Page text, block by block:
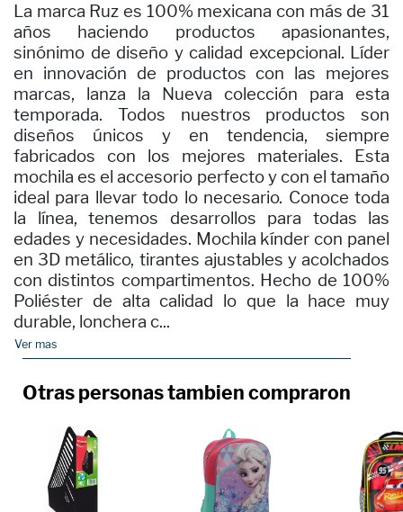
La marca Ruz es 100% mexicana con más de 31
años haciendo productos apasionantes,
sinónimo de diseño y calidad excepcional. Líder
en innovación de productos con las mejores
marcas, lanza la Nueva colección para esta
temporada. Todos nuestros productos son
diseños únicos y en tendencia, siempre
fabricados con los mejores materiales. Esta
mochila es el accesorio perfecto y con el tamaño
ideal para llevar todo lo necesario. Conoce toda
la línea, tenemos desarrollos para todas las
edades y necesidades. Mochila kínder con panel
en 3D metálico, tirantes ajustables y acolchados
con distintos compartimentos. Hecho de 100%
Poliéster de alta calidad lo que la hace muy
durable, lonchera c...
Ver mas
Otras personas tambien compraron